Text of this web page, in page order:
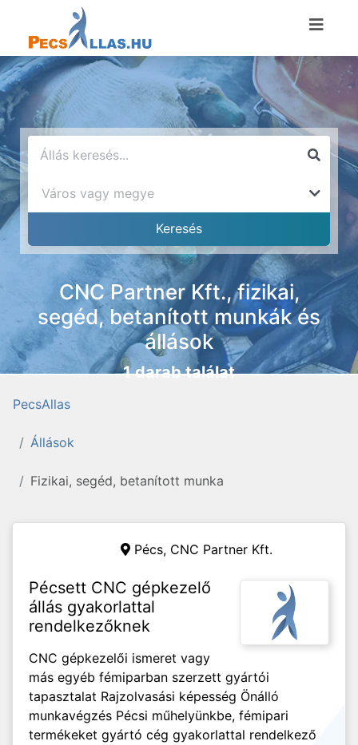
CNC Partner Kft., fizikai,
segéd, betanított munkák és
állások
1 darab találat
PecsAllas
Állások
Fizikai, segéd, betanított munka
Pécs, CNC Partner Kft.
Pécsett CNC gépkezelő
állás gyakorlattal
rendelkezőknek
CNC gépkezelői ismeret vagy
más egyéb fémiparban szerzett gyártói
tapasztalat Rajzolvasási képesség Önálló
munkavégzés Pécsi műhelyünkbe, fémipari
termékeket gyártó cég gyakorlattal rendelkező